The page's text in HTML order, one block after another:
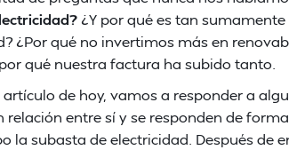
¿Y por qué es tan
¿Por qué no invertimos más en
qué nuestra factura ha subido tanto.
artículo de hoy, vamos a responder a
relación entre sí y se responden de
la subasta de electricidad. Después de